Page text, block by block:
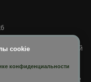
cookie
конфиденциальности
материала
и индексируемой
. На платформе